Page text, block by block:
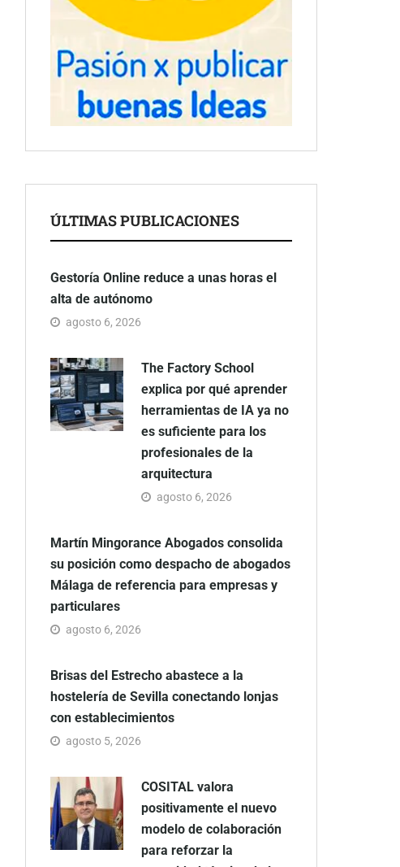
ÚLTIMAS PUBLICACIONES
Gestoría Online reduce a unas horas el
alta de autónomo
agosto 6, 2026
The Factory School
explica por qué aprender
herramientas de IA ya no
es suficiente para los
profesionales de la
arquitectura
agosto 6, 2026
Martín Mingorance Abogados consolida
su posición como despacho de abogados
Málaga de referencia para empresas y
particulares
agosto 6, 2026
Brisas del Estrecho abastece a la
hostelería de Sevilla conectando lonjas
con establecimientos
agosto 5, 2026
COSITAL valora
positivamente el nuevo
modelo de colaboración
para reforzar la